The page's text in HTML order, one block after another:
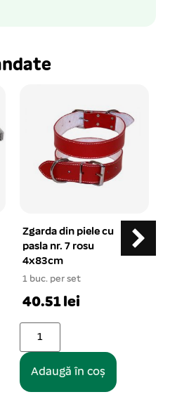
Zgarda din piele cu
pasla nr. 7 rosu
4x83cm
1 buc. per set
40.51 lei
Adaugă în coș